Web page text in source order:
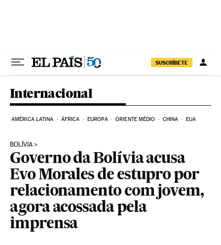
SUSCRÍBETE
Internacional
AMÉRICA LATINA ÁFRICA EUROPA ORIENTE MÉDIO CHINA EUA
BOLÍVIA
Governo da Bolívia acusa
Evo Morales de estupro por
relacionamento com jovem,
agora acossada pela
imprensa